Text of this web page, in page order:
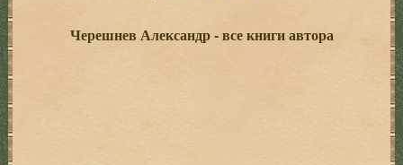
Черешнев Александр - все книги автора